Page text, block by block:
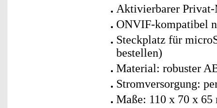
Aktivierbarer Privat-
ONVIF-kompatibel
Steckplatz für
bestellen)
Material: robuster
Stromversorgung:
Maße: 110 x 70 x